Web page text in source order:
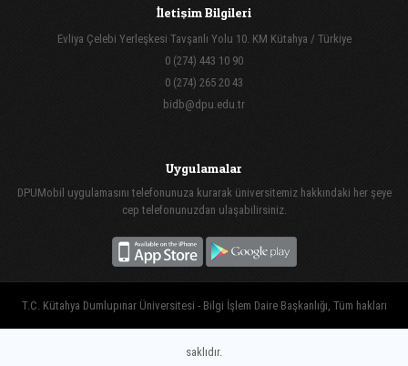
İletişim Bilgileri
Evliya Çelebi Yerleşkesi Tavşanlı Yolu 10. KM Kütahya / Türkiye
0 (274) 443 10 90
0 (274) 265 20 43
bidb@dpu.edu.tr
Uygulamalar
DPUMobil uygulamasını telefonunuza kurarak üniversitemiz hakkındaki her şeye
cep telefonunuzdan ulaşabilirsiniz.
T.C. Kütahya Dumlupınar Üniversitesi - Bilgi İşlem Daire Başkanlığı, Tüm hakları
saklıdır.